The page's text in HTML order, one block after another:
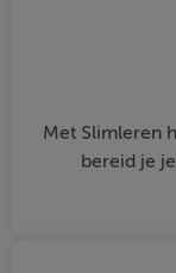
Met Slimleren
bereid je